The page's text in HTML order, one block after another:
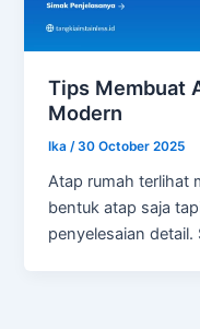
Tips Membuat
Modern
Ika /30 October 2025
Atap rumah terlihat
bentuk atap saja
penyelesaian